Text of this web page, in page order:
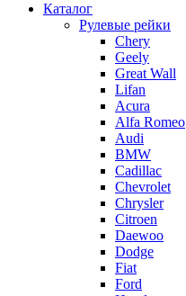
Каталог
Рулевые рейки
Chery
Geely
Great Wall
Lifan
Acura
Alfa Romeo
Audi
BMW
Cadillac
Chevrolet
Chrysler
Citroen
Daewoo
Dodge
Fiat
Ford